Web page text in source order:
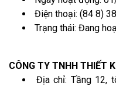
Điện thoại: (84 8)
Trạng thái: Đang
CÔNG TY TNHH THIẾT
Địa chỉ: Tầng 12,